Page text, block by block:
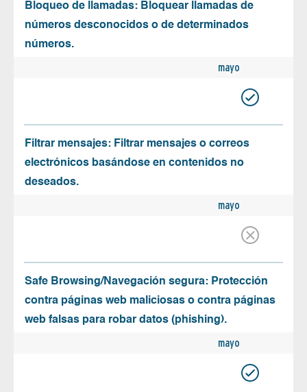
Bloqueo de llamadas: Bloquear llamadas de
números desconocidos o de determinados
números.
mayo
Filtrar mensajes: Filtrar mensajes o correos
electrónicos basándose en contenidos no
deseados.
mayo
Safe Browsing/Navegación segura: Protección
contra páginas web maliciosas o contra páginas
web falsas para robar datos (phishing).
mayo